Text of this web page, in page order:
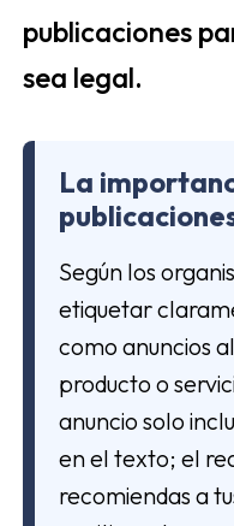
publicaciones
sea legal.
La
Según los
etiquetar
como anuncios
producto o
anuncio solo
en el texto; el
recomiendas a